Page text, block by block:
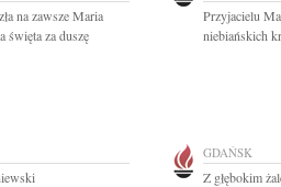
na zawsze Maria
święta za duszę
Przyjacielu
niebiańskich
GDAŃSK
Z głębokim